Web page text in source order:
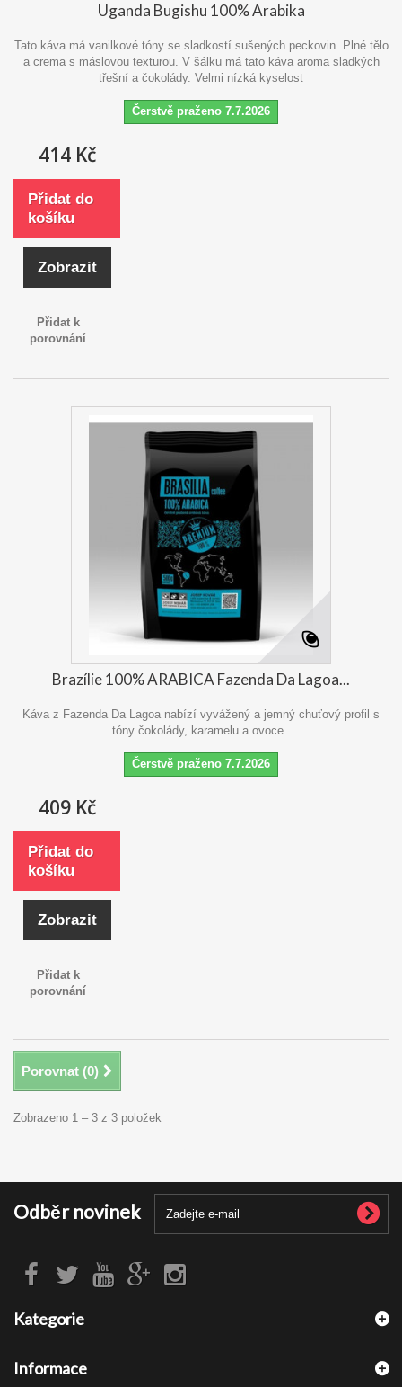
Uganda Bugishu 100% Arabika
Tato káva má vanilkové tóny se sladkostí sušených peckovin. Plné tělo
a crema s máslovou texturou. V šálku má tato káva aroma sladkých
třešní a čokolády. Velmi nízká kyselost
Čerstvě praženo 7.7.2026
414 Kč
Přidat do
košíku
Zobrazit
Přidat k
porovnání
Brazílie 100% ARABICA Fazenda Da Lagoa...
Káva z Fazenda Da Lagoa nabízí vyvážený a jemný chuťový profil s
tóny čokolády, karamelu a ovoce.
Čerstvě praženo 7.7.2026
409 Kč
Přidat do
košíku
Zobrazit
Přidat k
porovnání
Porovnat (0)
Zobrazeno 1 – 3 z 3 položek
Odběr novinek
Kategorie
Informace